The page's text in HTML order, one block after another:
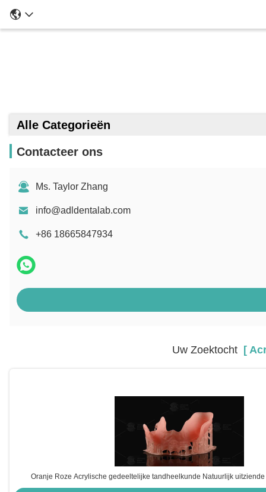
Alle Categorieën
Contacteer ons
Ms. Taylor Zhang
info@adldentalab.com
+86 18665847934
Uw Zoektocht[
Oranje Roze Acrylische gedeeltelijke tandheelkunde Natuurlijk
tandheelkunde